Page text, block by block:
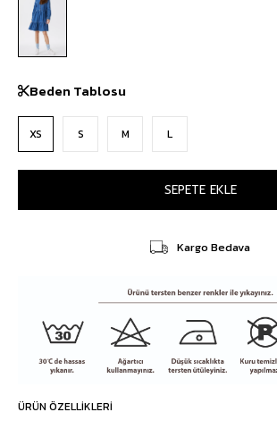
Beden Tablosu
XS S M L
Kargo Bedava
ÜRÜN ÖZELLIKLERI